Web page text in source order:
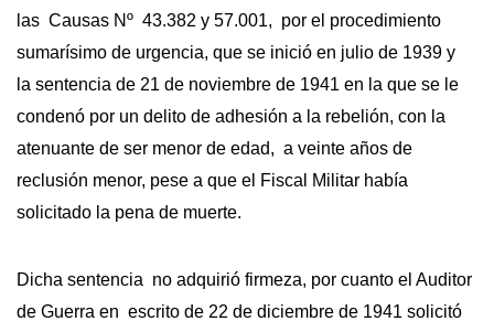
las Causas Nº 43.382 y 57.001, por el procedimiento
sumarísimo de urgencia, que se inició en julio de 1939 y
la sentencia de 21 de noviembre de 1941 en la que se le
condenó por un delito de adhesión a la rebelión, con la
atenuante de ser menor de edad, a veinte años de
reclusión menor, pese a que el Fiscal Militar había
solicitado la pena de muerte.
Dicha sentencia no adquirió firmeza, por cuanto el Auditor
de Guerra en escrito de 22 de diciembre de 1941 solicitó